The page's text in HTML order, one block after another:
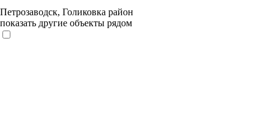
Петрозаводск, Голиковка район
показать другие объекты рядом